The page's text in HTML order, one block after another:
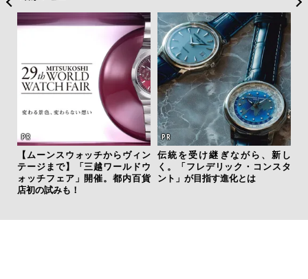
【ムーンスウォッチからヴィン
テージまで】「三越ワールドウ
ォッチフェア」開催。都内百貨
店初の試みも！
伝統を受け継ぎながら、新し
く。「フレデリック・コンスタ
ント」が目指す進化とは